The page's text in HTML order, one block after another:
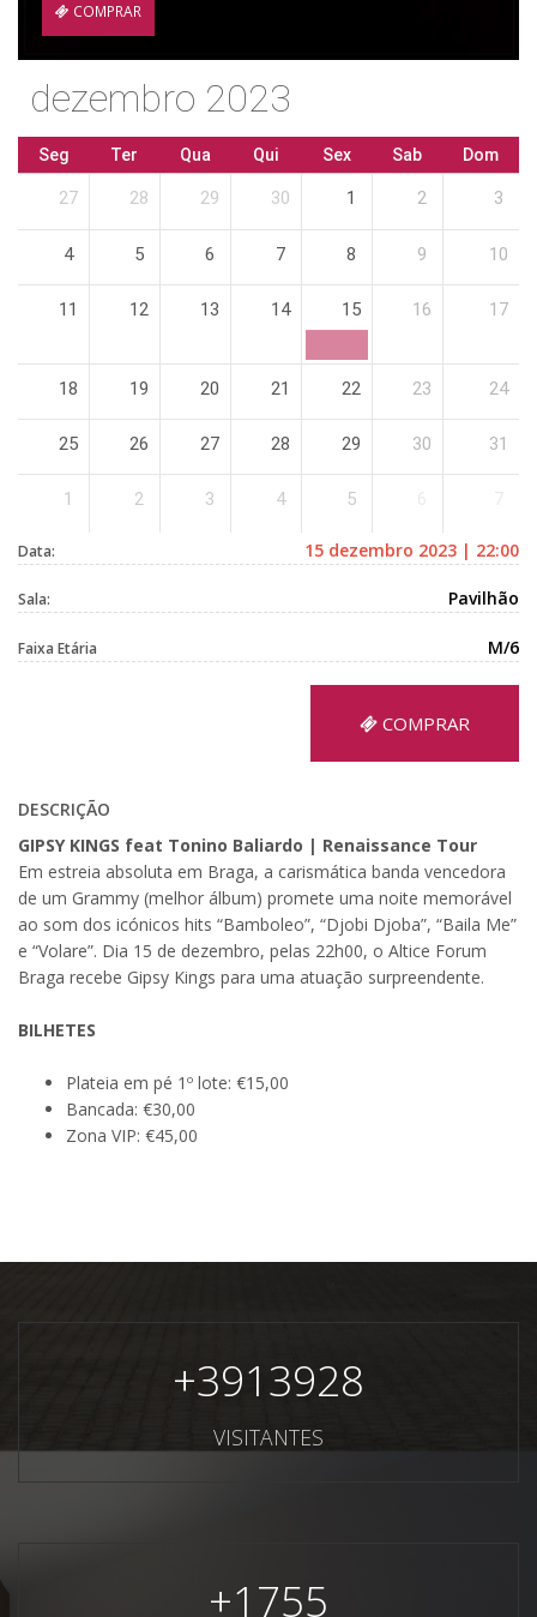
COMPRAR
dezembro 2023
Seg Ter Qua Qui Sex Sab Dom
27 28 29 30 1 2 3
4 5 6 7 8 9 10
11 12 13 14 15 16 17
18 19 20 21 22 23 24
25 26 27 28 29 30 31
1 2 3 4 5
Data: 15 dezembro 2023 | 22:00
Sala: Pavilhão
Faixa Etária M/6
COMPRAR
DESCRIÇÃO
GIPSY KINGS feat Tonino Baliardo | Renaissance Tour
Em estreia absoluta em Braga, a carismática banda vencedora
de um Grammy (melhor álbum) promete uma noite memorável
ao som dos icónicos hits “Bamboleo”, “Djobi Djoba”, “Baila Me”
e “Volare”. Dia 15 de dezembro, pelas 22h00, o Altice Forum
Braga recebe Gipsy Kings para uma atuação surpreendente.
BILHETES
Plateia em pé 1º lote: €15,00
Bancada: €30,00
Zona VIP: €45,00
+3913928
VISITANTES
+1755